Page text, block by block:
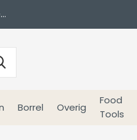
Borrel Overig
Food
Tools